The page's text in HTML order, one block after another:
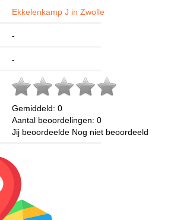
Ekkelenkamp J in Zwolle
-
-
Gemiddeld: 0
Aantal beoordelingen: 0
Jij beoordeelde Nog niet beoordeeld